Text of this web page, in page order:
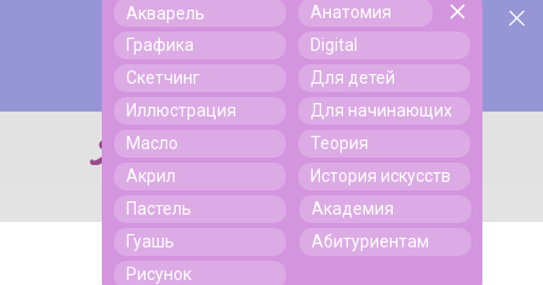
Поиск
Поиск
Акварель
Графика
Скетчинг
Иллюстрация
Масло
Акрил
Пастель
Гуашь
Рисунок
Анатомия
Digital
Для детей
Для начинающих
Теория
История искусств
Академия
Абитуриентам